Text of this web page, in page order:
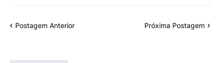
Postagem Anterior Próxima Postagem